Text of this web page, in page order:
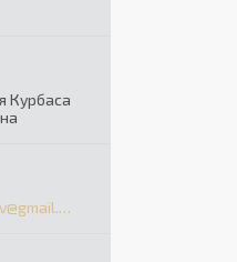
Курбаса
masterpuf.kiev@gmail.com